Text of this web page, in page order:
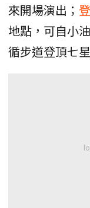
來開場演出；
地點，可自小
循步道登頂七